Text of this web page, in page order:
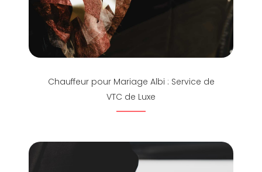
Chauffeur pour Mariage Albi : Service de
VTC de Luxe